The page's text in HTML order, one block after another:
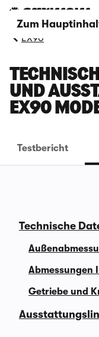
Zum
EX90
ND
X90
Testbericht
Technische
Abmessungen
Getriebe und